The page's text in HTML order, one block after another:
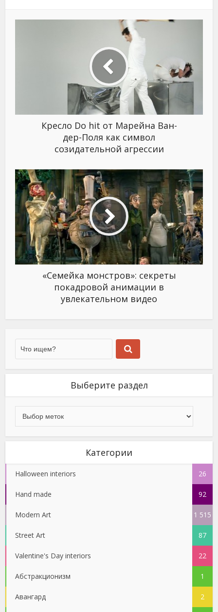
Кресло Do hit от Марейна Ван-
дер-Поля как символ
созидательной агрессии
«Семейка монстров»: секреты
покадровой анимации в
увлекательном видео
Выберите раздел
Категории
Halloween interiors 26
Hand made 92
Modern Art 1 515
Street Art 87
Valentine's Day interiors 22
Абстракционизм 1
Авангард 2